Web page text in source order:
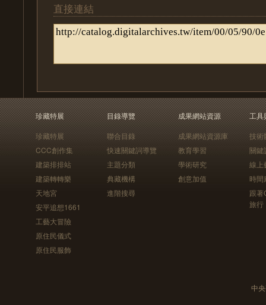
直接連結
珍藏特展
珍藏特展
CCC創作集
建築排排站
建築轉轉樂
天地宮
安平追想1661
工藝大冒險
原住民儀式
原住民服飾
目錄導覽
聯合目錄
快速關鍵詞導覽
主題分類
典藏機構
進階搜尋
成果網站資源
成果網站資源庫
教育學習
學術研究
創意加值
工具
技術
關鍵
線上
時間
跟
旅行
中